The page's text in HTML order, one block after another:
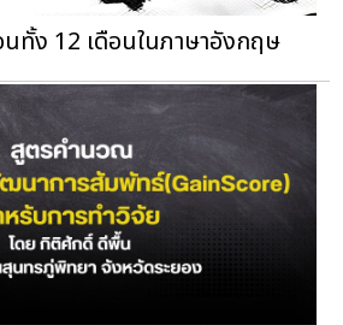
ทั้ง 12 เดือนในภาษาอังกฤษ